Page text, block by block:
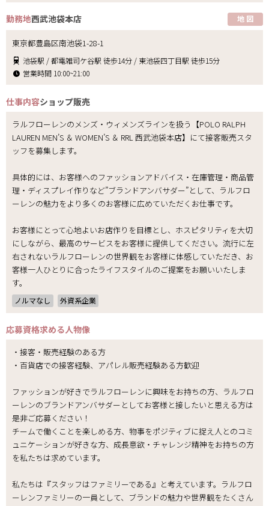
勤務地西武池袋本店 地 図
東京都豊島区南池袋1-28-1
池袋駅 / 都電雑司ケ谷駅 徒歩14分 / 東池袋四丁目駅 徒歩15分
営業時間 10:00~21:00
仕事内容ショップ販売
ラルフローレンのメンズ・ウィメンズラインを扱う【POLO RALPH
LAUREN MEN’S ＆ WOMEN’S ＆ RRL 西武池袋本店】にて接客販売スタ
ッフを募集します。
具体的には、お客様へのファッションアドバイス・在庫管理・商品管
理・ディスプレイ作りなど”ブランドアンバサダー”として、ラルフロ
ーレンの魅力をより多くのお客様に広めていただくお仕事です。
お客様にとって心地よいお店作りを目標とし、ホスピタリティを大切
にしながら、最高のサービスをお客様に提供してください。流行に左
右されないラルフローレンの世界観をお客様に体感していただき、お
客様一人ひとりに合ったライフスタイルのご提案をお願いいたしま
す。
ノルマなし 外資系企業
応募資格求める人物像
・接客・販売経験のある方
・百貨店での接客経験、アパレル販売経験ある方歓迎
ファッションが好きでラルフローレンに興味をお持ちの方、ラルフロ
ーレンのブランドアンバサダーとしてお客様と接したいと思える方は
是非ご応募ください！
チームで働くことを楽しめる方、物事をポジティブに捉え人とのコミ
ュニケーションが好きな方、成長意欲・チャレンジ精神をお持ちの方
を私たちは求めています。
私たちは『スタッフはファミリーである』と考えています。ラルフロ
ーレンファミリーの一員として、ブランドの魅力や世界観をたくさん